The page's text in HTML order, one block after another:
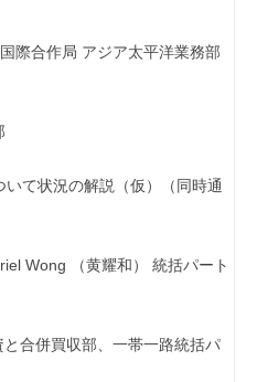
際合作局 アジア太平洋業務部
て状況の解説（仮）（同時通
Wong （黄耀和） 統括パート
買収部、一帯一路統括パ